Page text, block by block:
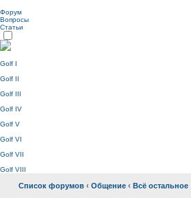
Форум
Вопросы
Статьи
Golf I
Golf II
Golf III
Golf IV
Golf V
Golf VI
Golf VII
Golf VIII
Список форумов ‹ Общение ‹ Всё остальное